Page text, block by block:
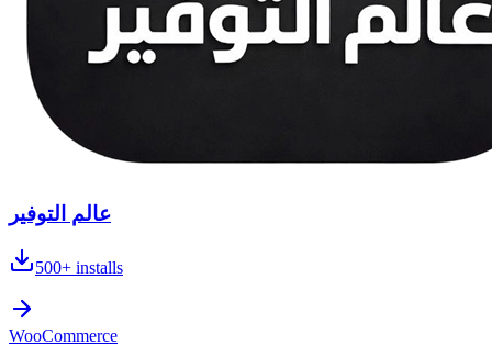
عالم التوفير
500+ installs
WooCommerce